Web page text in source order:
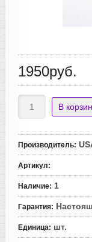
1950руб.
Производитель:
Артикул:
Наличие: 1
Гарантия:
Единица: шт.